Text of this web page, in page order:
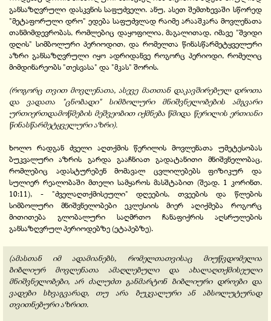
განსაზღვრული დასკვნის საფუძველი. ანუ, ასეთ შემთხევაში სწორედ
"მეტაფორული დრო" ედება საფუძვლად რაიმე არააშკარა მოვლენათა
თანმიმდევრობას, რომლებიც დაყოფილია, მაგალითად, იმავე "შვიდი
დღის" სიმბოლური პერიოდით, და რომელთა წინასწარმეტყველური
აზრი განსაზღვრული იყო ადრიდანვე როგორც პერიოდი, რომელიც
მიმდინარეობს "თესვასა" და "მკას" შორის.
(როგორც თვით მოვლენათა, ასევე მათთან დაკავშირებულ დროთა
და ვადათა "ცნობადი" სიმბოლური მნიშვნელობების ამგვარი
ურთიერთდამოწმების მეშვეობით იქმნება წმიდა წერილის ერთიანი
წინასწარმეტყველური აზრი).
ხოლო რადგან ძველი აღთქმის წერილის მოვლენათა უმეტესობას
ბუკვალური აზრის გარდა გააჩნიათ გადატანითი მნიშვნელობაც,
რომლებიც ადასტურებენ მომავალ ცვლილებებს ფიზიკურ და
სულიერ რეალობაში მთელი სამყაროს მასშტაბით (შეად. 1 კორინთ.
10:11), - "ძველაღთქმისეული" დღეების, თვეების და წლების
სიმბოლური მნიშვნელობები ეკლესიის მიერ აღიქმება როგორც
მითითება გლობალური საღმრთო ჩანაფიქრის აღსრულების
განსაზღვრულ პერიოდებზე (ეტაპებზე).
(ამასთან იმ ადამიანებს, რომელთათვისაც მიუწვდომელია
ბიბლიურ მოვლენათა ამაღლებული და ახალაღთქმისეული
მნიშვნელობები, არ ძალუძთ განმარტონ ბიბლიური დროები და
ვადები სხვაგვარად, თუ არა ბუკვალური ან აბსოლუტურად
თვითნებური აზრით.